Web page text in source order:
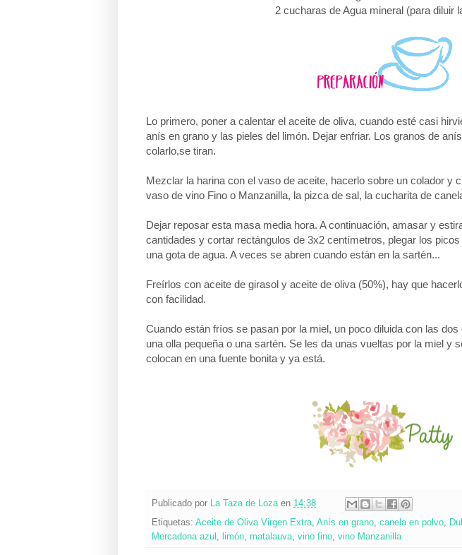
2 cucharas de Agua mineral (para diluir
Lo primero, poner a calentar el aceite de oliva, cuando esté casi
anís en grano y las pieles del limón. Dejar enfriar. Los granos de
colarlo,se tiran.
Mezclar la harina con el vaso de aceite, hacerlo sobre un colador y
vaso de vino Fino o Manzanilla, la pizca de sal, la cucharita de
Dejar reposar esta masa media hora. A continuación, amasar y
cantidades y cortar rectángulos de 3x2 centímetros, plegar los
una gota de agua. A veces se abren cuando están en la sartén...
Freírlos con aceite de girasol y aceite de oliva (50%), hay que
con facilidad.
Cuando están fríos se pasan por la miel, un poco diluida con las
una olla pequeña o una sartén. Se les da unas vueltas por la miel y
colocan en una fuente bonita y ya está.
Publicado por La Taza de Loza en 14:38
Etiquetas: Aceite de Oliva Virgen Extra, Anís en grano, canela en polvo,
Mercadona azul , limón, matalauva, vino fino, vino Manzanilla